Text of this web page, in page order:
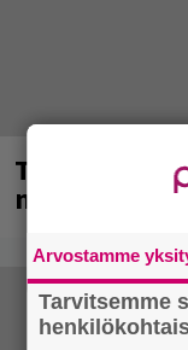
Tampereella
nämä
Arvostamme
Tarvitsemme